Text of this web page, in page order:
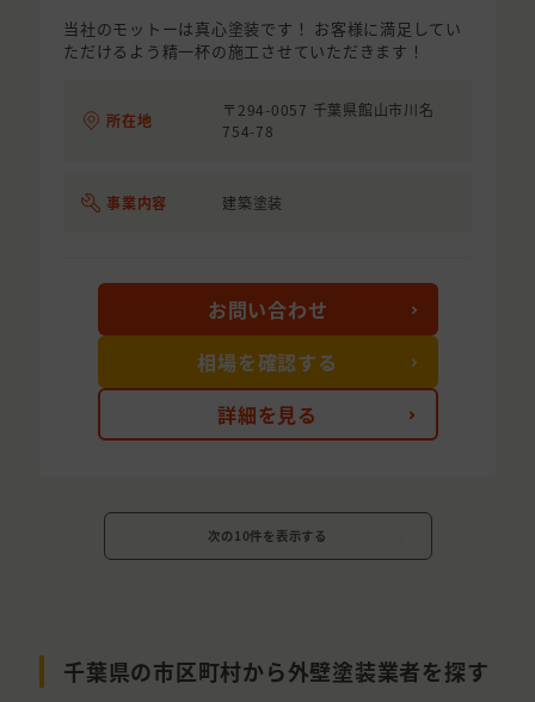
当社のモットーは真心塗装です！ お客様に満足してい
ただけるよう精一杯の施工させていただきます！
所在地
〒294-0057 千葉県館山市川名
754-78
事業内容 建築塗装
詳細を見る
お問い合わせ
相場を確認する
次の10件を表示する
千葉県の市区町村から外壁塗装業者を探す